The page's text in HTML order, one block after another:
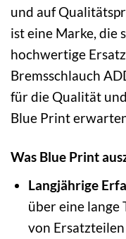
und auf
ist eine Marke, die
hochwertige
Bremsschlauch
für die Qualität
Blue Print
Was Blue Print
Langjährige
über eine
von